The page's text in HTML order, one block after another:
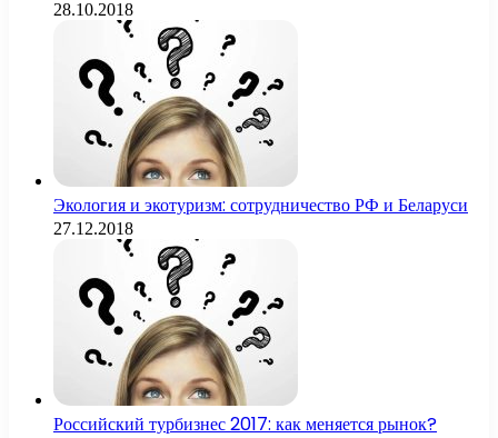
28.10.2018
Экология и экотуризм: сотрудничество РФ и Беларуси
27.12.2018
Российский турбизнес 2017: как меняется рынок?